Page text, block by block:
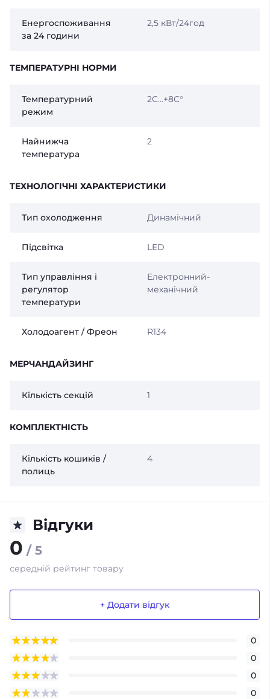
Енергоспоживання
за 24 години
2,5 кВт/24год
ТЕМПЕРАТУРНІ НОРМИ
Температурний
режим
2С...+8С°
Найнижча
температура
2
ТЕХНОЛОГІЧНІ ХАРАКТЕРИСТИКИ
Тип охолодження Динамічний
Підсвітка LED
Тип управління і
регулятор
температури
Електронний-
механічний
Холодоагент / Фреон R134
МЕРЧАНДАЙЗИНГ
Кількість секцій 1
КОМПЛЕКТНІСТЬ
Кількість кошиків /
полиць
4
Відгуки
0 / 5
середній рейтинг товару
+ Додати відгук
0
0
0
0